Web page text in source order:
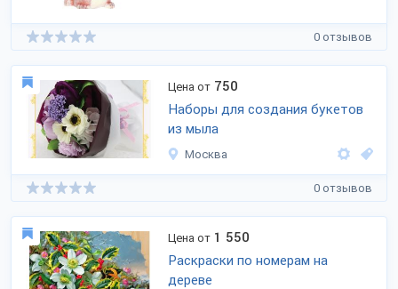
0 отзывов
Цена от 750
Наборы для создания букетов
из мыла
Москва
0 отзывов
Цена от 1 550
Раскраски по номерам на
дереве